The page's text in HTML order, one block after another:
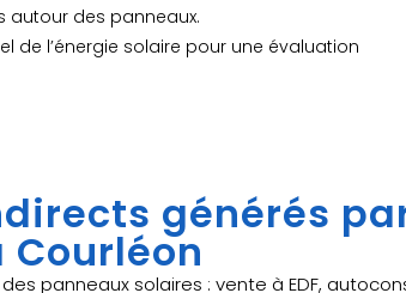
autour des panneaux.
de l’énergie solaire pour une évaluation
générés
panneaux solaires : vente à EDF,